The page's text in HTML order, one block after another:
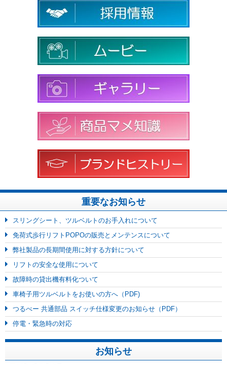
重要なお知らせ
スリングシート、ツルベルトのお手入れについて
免荷式歩行リフトPOPOの販売とメンテンスについて
弊社製品の長期間使用に対する方針について
リフトの安全な使用について
故障時の貸出機有料化ついて
車椅子用ツルベルトをお使いの方へ（PDF)
つるべー 共通部品 スイッチ仕様変更のお知らせ（PDF）
停電・緊急時の対応
お知らせ